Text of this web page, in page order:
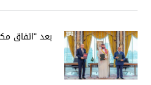
بعد "اتفاق